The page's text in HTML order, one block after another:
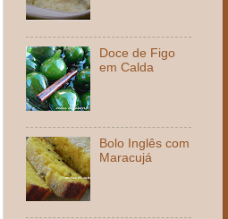
Doce de Figo
em Calda
Bolo Inglês com
Maracujá